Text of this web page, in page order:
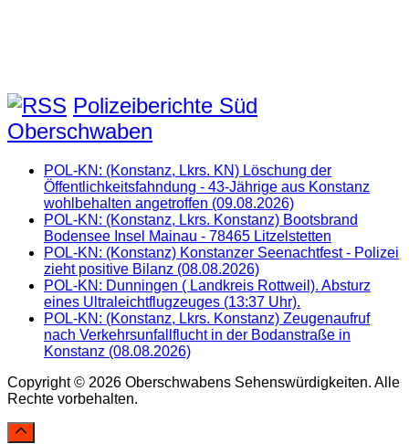
Polizeiberichte Süd
Oberschwaben
POL-KN: (Konstanz, Lkrs. KN) Löschung der
Öffentlichkeitsfahndung - 43-Jährige aus Konstanz
wohlbehalten angetroffen (09.08.2026)
POL-KN: (Konstanz, Lkrs. Konstanz) Bootsbrand
Bodensee Insel Mainau - 78465 Litzelstetten
POL-KN: (Konstanz) Konstanzer Seenachtfest - Polizei
zieht positive Bilanz (08.08.2026)
POL-KN: Dunningen ( Landkreis Rottweil). Absturz
eines Ultraleichtflugzeuges (13:37 Uhr).
POL-KN: (Konstanz, Lkrs. Konstanz) Zeugenaufruf
nach Verkehrsunfallflucht in der Bodanstraße in
Konstanz (08.08.2026)
Copyright © 2026 Oberschwabens Sehenswürdigkeiten. Alle
Rechte vorbehalten.